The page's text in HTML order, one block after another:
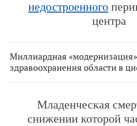
недостроенного
центра
Миллиардная «модернизация»
здравоохранения области в
Младенческая
снижении которой